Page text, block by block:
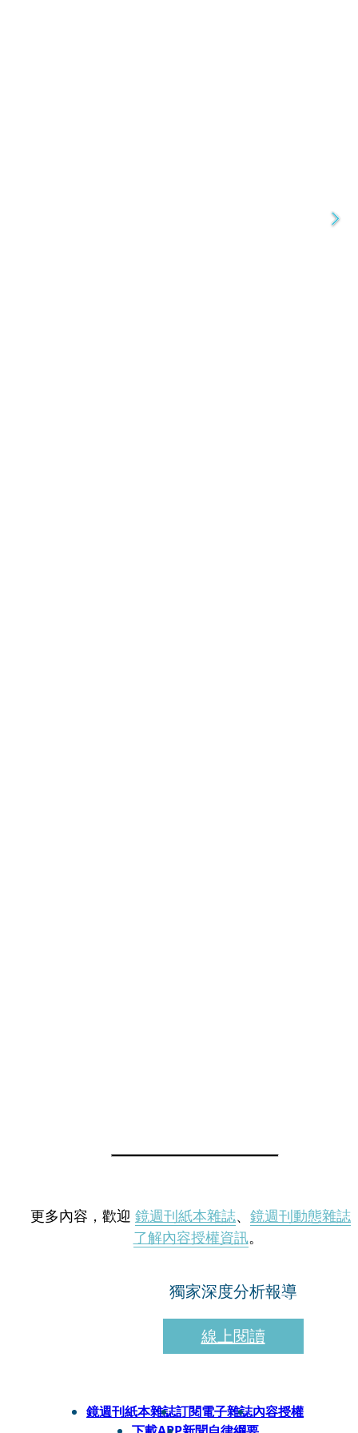
更多內容，歡迎 鏡週刊紙本雜誌、 鏡週刊動態雜誌
了解內容授權資訊。
獨家深度分析報導
線上閱讀
鏡週刊紙本雜誌訂閱電子雜誌內容授權